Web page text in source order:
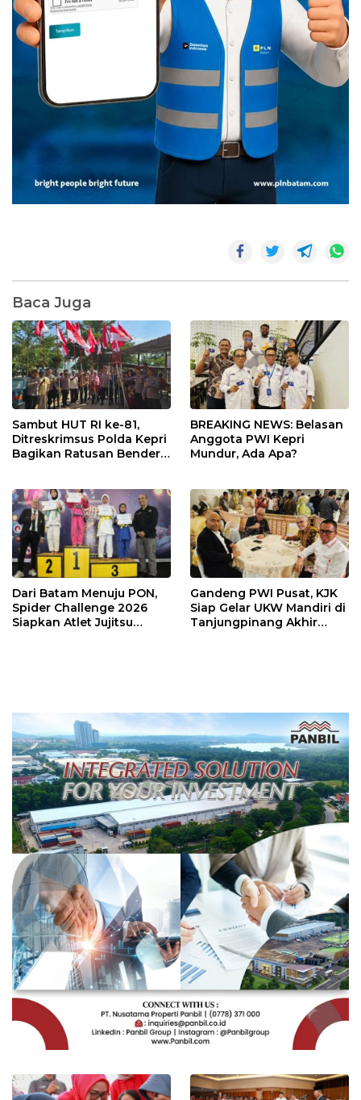
Baca Juga
Sambut HUT RI ke-81,
Ditreskrimsus Polda Kepri
Bagikan Ratusan Bendera
BREAKING NEWS: Belasan
Anggota PWI Kepri
Mundur, Ada Apa?
Dari Batam Menuju PON,
Spider Challenge 2026
Siapkan Atlet Jujitsu
Gandeng PWI Pusat, KJK
Siap Gelar UKW Mandiri di
Tanjungpinang Akhir